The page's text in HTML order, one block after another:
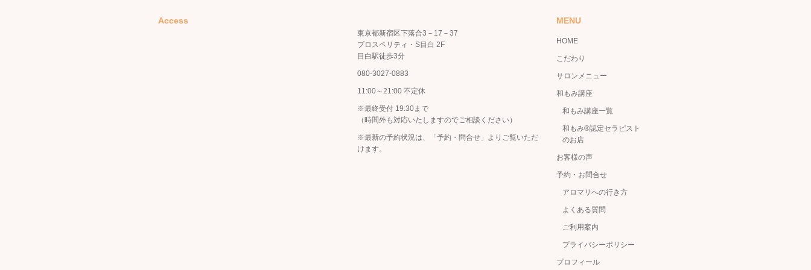
Access
東京都新宿区下落合3－17－37
プロスペリティ・S目白 2F
目白駅徒歩3分
080-3027-0883
11:00～21:00 不定休
※最終受付 19:30まで
（時間外も対応いたしますのでご相談ください）
※最新の予約状況は、 「予約・問合せ」 よりご覧いただ
けます。
MENU
HOME
こだわり
サロンメニュー
和もみ講座
和もみ講座一覧
和もみ®認定セラピスト
のお店
お客様の声
予約・お問合せ
アロマリへの行き方
よくある質問
ご利用案内
プライバシーポリシー
プロフィール